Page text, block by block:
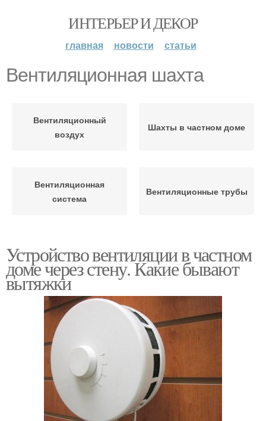
ИНТЕРЬЕР И ДЕКОР
главная новости статьи
Вентиляционная шахта
Вентиляционный
воздух
Шахты в частном доме
Вентиляционная
система
Вентиляционные трубы
Устройство вентиляции в частном
доме через стену. Какие бывают
вытяжки